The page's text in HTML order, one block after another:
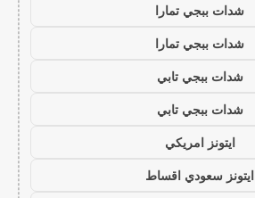
شدات ببجي تمارا
شدات ببجي تمارا
شدات ببجي تابي
شدات ببجي تابي
ايتونز امريكي
ايتونز سعودي اقساط